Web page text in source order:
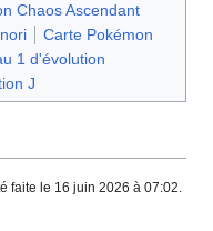
Chaos Ascendant
Carte Pokémon
1 d'évolution
J
faite le 16 juin 2026 à 07:02.